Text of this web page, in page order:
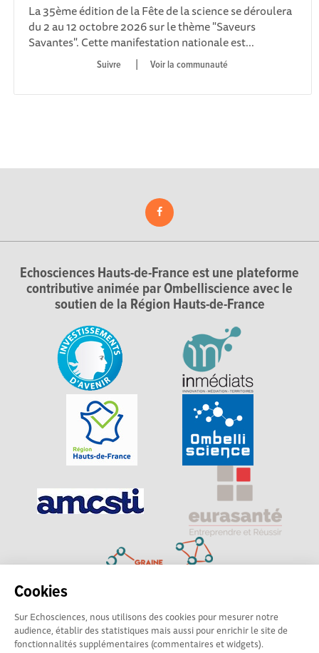
Cookies
Sur Echosciences, nous utilisons des cookies pour mesurer notre
audience, établir des statistiques mais aussi pour enrichir le site de
fonctionnalités supplémentaires (commentaires et widgets).
La 35ème édition de la Fête de la science se déroulera
du 2 au 12 octobre 2026 sur le thème "Saveurs
Savantes". Cette manifestation nationale est...
|
Voir la communauté
Echosciences Hauts-de-France est une plateforme
contributive animée par Ombelliscience avec le
soutien de la Région Hauts-de-France
Explorer, s’exprimer, rentrer en contact : Echosciences
Hauts-de-France est le réseau social des amateurs de